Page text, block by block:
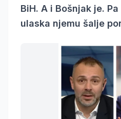
BiH. A i Bošnjak je.
ulaska njemu šalje